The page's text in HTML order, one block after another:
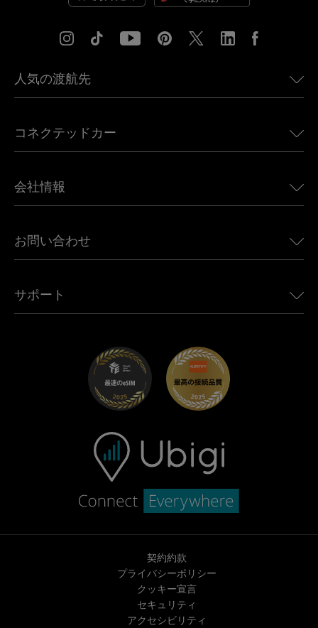
人気の渡航先
ヨーロッパ向けeSIM
カナダ向けeSIM
アフリカ向けeSIM
すべての目的地を見る
コネクテッドカー
Land Rover向けUbigi
Jeep向けUbigi
Mini向けUbigi
Maserati向けUbigi
会社情報
Ubigi関連プレス
Ubigiアプリ
お問い合わせ
アフェリエイトプログラム
サポート
トラブルシューティング
ヘルプセンター
お問い合わせ先
契約約款
プライバシーポリシー
クッキー宣言
セキュリティ
アクセシビリティ